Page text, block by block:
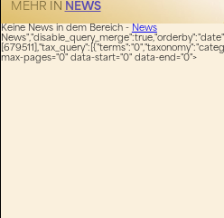
MEHR IN NEWS
Keine News in dem Bereich - News
max-pages="0" data-start="0" data-end="0">